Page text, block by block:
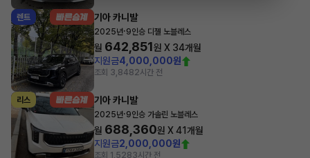
렌트 기아 카니발
2025년·9인승 디젤 노블레스
월 642,851원 X 34개월
지원금4,000,000원
조회 3,8482시간 전
리스 기아 카니발
2025년·9인승 가솔린 노블레스
월 688,360원 X41개월
지원금2,000,000원
조회 1,5283시간 전